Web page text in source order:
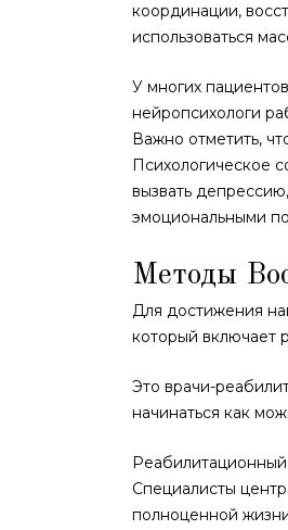
координации,
использоваться
У многих
нейропсихологи
Важно отметить,
Психологическое
вызвать
эмоциональными
Методы
Для достижения
который включает
Это врачи-
начинаться как
Реабилитационный
Специалисты
полноценной